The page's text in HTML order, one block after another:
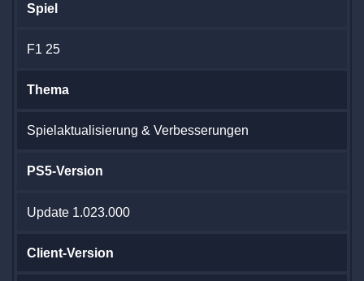
Spiel
F1 25
Thema
Spielaktualisierung & Verbesserungen
PS5-Version
Update 1.023.000
Client-Version